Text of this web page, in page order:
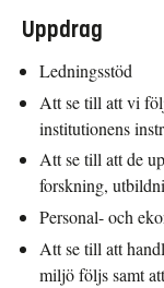
Uppdrag
Ledningsstöd
Att se till att vi
institutionens
Att se till att de
forskning,
Personal- och
Att se till att
miljö följs samt